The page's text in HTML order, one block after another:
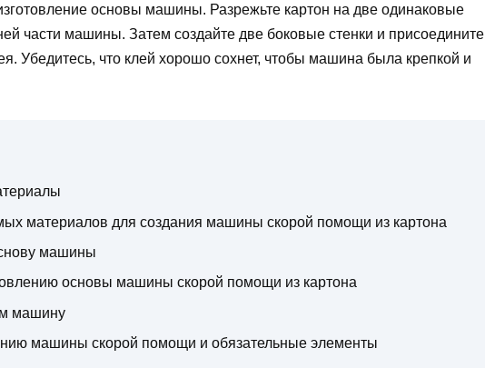
основы машины. Разрежьте картон на две одинаковые
части машины. Затем создайте две боковые стенки и присоедините
Убедитесь, что клей хорошо сохнет, чтобы машина была крепкой и
материалов для создания машины скорой помощи из картона
машины
основы машины скорой помощи из картона
машину
машины скорой помощи и обязательные элементы